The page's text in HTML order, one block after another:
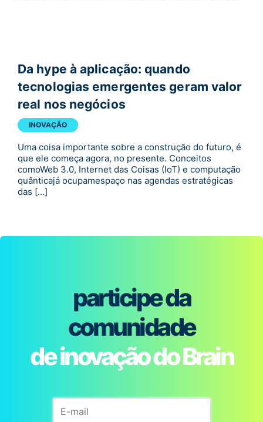
Da hype à aplicação: quando
tecnologias emergentes geram valor
real nos negócios
INOVAÇÃO
Uma coisa importante sobre a construção do futuro, é
que ele começa agora, no presente. Conceitos
comoWeb 3.0, Internet das Coisas (IoT) e computação
quânticajá ocupamespaço nas agendas estratégicas
das […]
participe da
comunidade
de inovação do Brain